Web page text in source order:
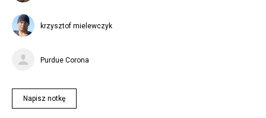
krzysztof mielewczyk
Purdue Corona
Napisz notkę